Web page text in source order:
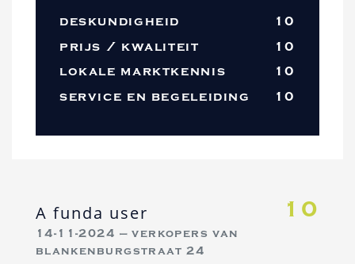
deskundigheid
10
prijs / kwaliteit
10
lokale marktkennis
10
service en begeleiding
10
A funda user 10
14-11-2024 — verkopers van
blankenburgstraat 24